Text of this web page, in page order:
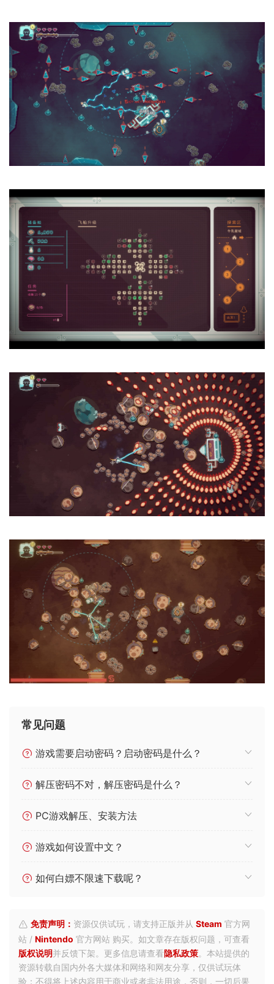
常见问题
游戏需要启动密码？启动密码是什么？
解压密码不对，解压密码是什么？
PC游戏解压、安装方法
游戏如何设置中文？
如何白嫖不限速下载呢？
免责声明： 资源仅供试玩，请支持正版并从 Steam 官方网
站 / Nintendo 官方网站 购买。如文章存在版权问题，可查看
版权说明并反馈下架。更多信息请查看隐私政策。本站提供的
资源转载自国内外各大媒体和网络和网友分享，仅供试玩体
验；不得将上述内容用于商业或者非法用途，否则，一切后果